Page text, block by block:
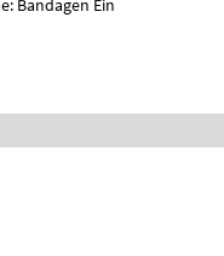
Neu, Bereifung vorne: Bandagen Ein